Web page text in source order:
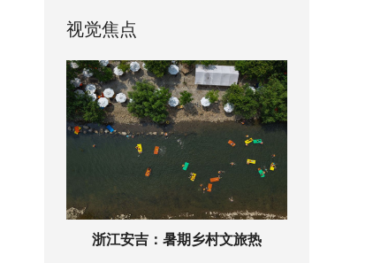
视觉焦点
浙江安吉：暑期乡村文旅热